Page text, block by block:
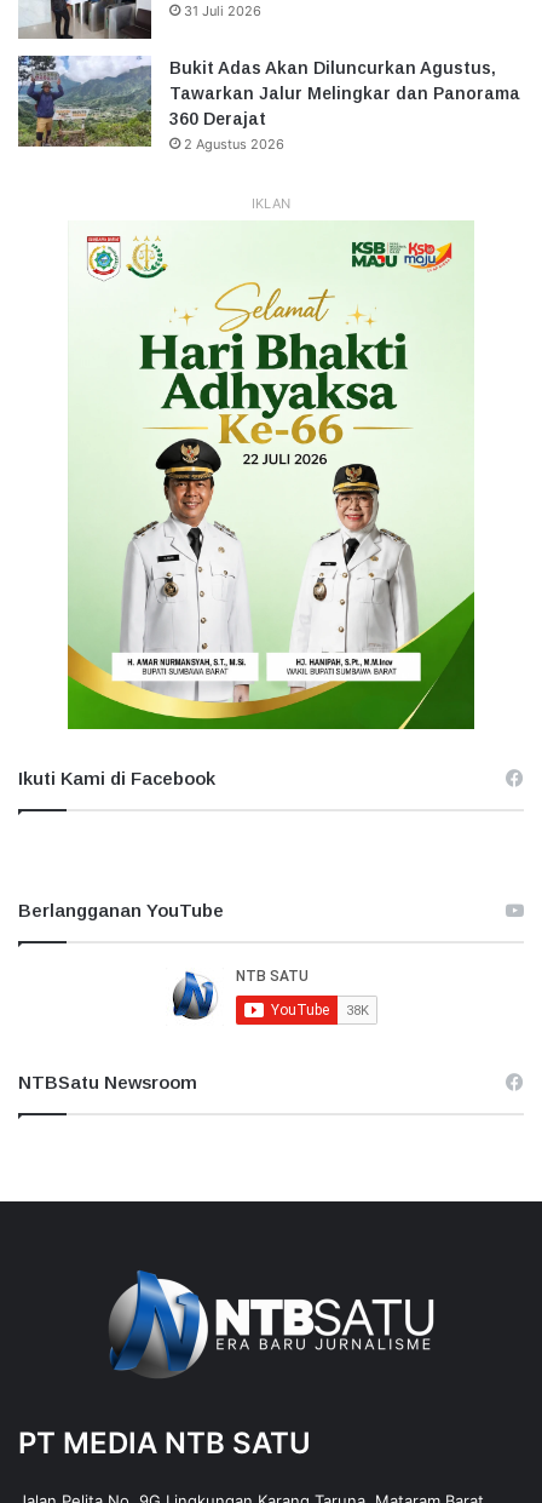
31 Juli 2026
Bukit Adas Akan Diluncurkan Agustus,
Tawarkan Jalur Melingkar dan Panorama
360 Derajat
2 Agustus 2026
IKLAN
Ikuti Kami di Facebook
Berlangganan YouTube
NTBSatu Newsroom
PT MEDIA NTB SATU